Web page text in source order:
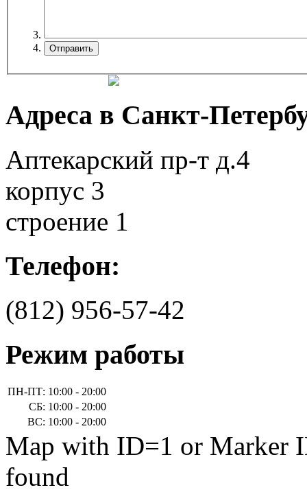
Адреса в Санкт-
Аптекарский пр-т д.4
корпус 3
строение 1
Телефон:
(812) 956-57-42
Режим работы
ПН-ПТ: 10:00 - 20:00
СБ: 10:00 - 20:00
ВС: 10:00 - 20:00
Map with ID=1 or Marker
found